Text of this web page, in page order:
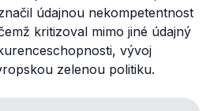
údajnou nekompetentnost
kritizoval mimo jiné údajný
vývoj
zelenou politiku.